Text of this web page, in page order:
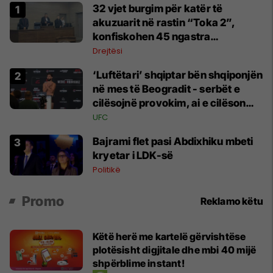
32 vjet burgim për katër të
akuzuarit në rastin “Toka 2”,
konfiskohen 45 ngastra
kadastrale
Drejtësi
‘Luftëtari’ shqiptar bën shqiponjën
në mes të Beogradit - serbët e
cilësojnë provokim, ai e cilëson
simbol të identitetit
UFC
Bajrami flet pasi Abdixhiku mbeti
kryetar i LDK-së
Politikë
Promo Reklamo këtu
Këtë herë me kartelë gërvishtëse
plotësisht digjitale dhe mbi 40 mijë
shpërblime instant!